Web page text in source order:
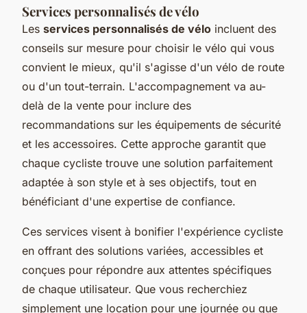
Services personnalisés de vélo
Les services personnalisés de vélo incluent des
conseils sur mesure pour choisir le vélo qui vous
convient le mieux, qu'il s'agisse d'un vélo de route
ou d'un tout-terrain. L'accompagnement va au-
delà de la vente pour inclure des
recommandations sur les équipements de sécurité
et les accessoires. Cette approche garantit que
chaque cycliste trouve une solution parfaitement
adaptée à son style et à ses objectifs, tout en
bénéficiant d'une expertise de confiance.
Ces services visent à bonifier l'expérience cycliste
en offrant des solutions variées, accessibles et
conçues pour répondre aux attentes spécifiques
de chaque utilisateur. Que vous recherchiez
simplement une location pour une journée ou que